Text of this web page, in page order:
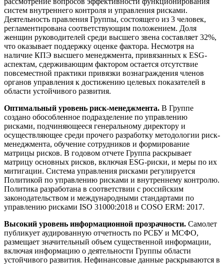
систем внутреннего контроля и управления рисками.
Деятельность правления Группы, состоящего из 3 человек,
регламентирована соответствующим положением. Доля
женщин руководителей среди высшего звена составляет 32%,
что оказывает поддержку оценке фактора. Несмотря на
наличие КПЭ высшего менеджмента, привязанных к ESG-
аспектам, сдерживающим фактором остается отсутствие
повсеместной практики привязки вознаграждения членов
органов управления к достижению целевых показателей в
области устойчивого развития.
Оптимальный уровень риск-менеджмента. В Группе
создано обособленное подразделение по управлению
рисками, подчиняющееся генеральному директору и
осуществляющее среди прочего разработку методологии риск-
менеджмента, обучение сотрудников и формирование
матрицы рисков. В годовом отчете Группа раскрывает
матрицу основных рисков, включая ESG-риски, и меры по их
митигации. Система управления рисками регулируется
Политикой по управлению рисками и внутреннему контролю.
Политика разработана в соответствии с российским
законодательством и международными стандартами по
управлению рисками ISO 31000:2018 и COSO ERM: 2017.
Высокий уровень информационной прозрачности. Самолет
публикует аудированную отчетность по РСБУ и МСФО,
размещает значительный объем существенной информации,
включая информацию о деятельности Группы области
устойчивого развития. Нефинансовые данные раскрываются в